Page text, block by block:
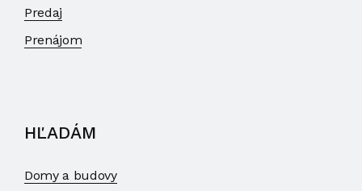
Predaj
Prenájom
HĽADÁM
Domy a budovy